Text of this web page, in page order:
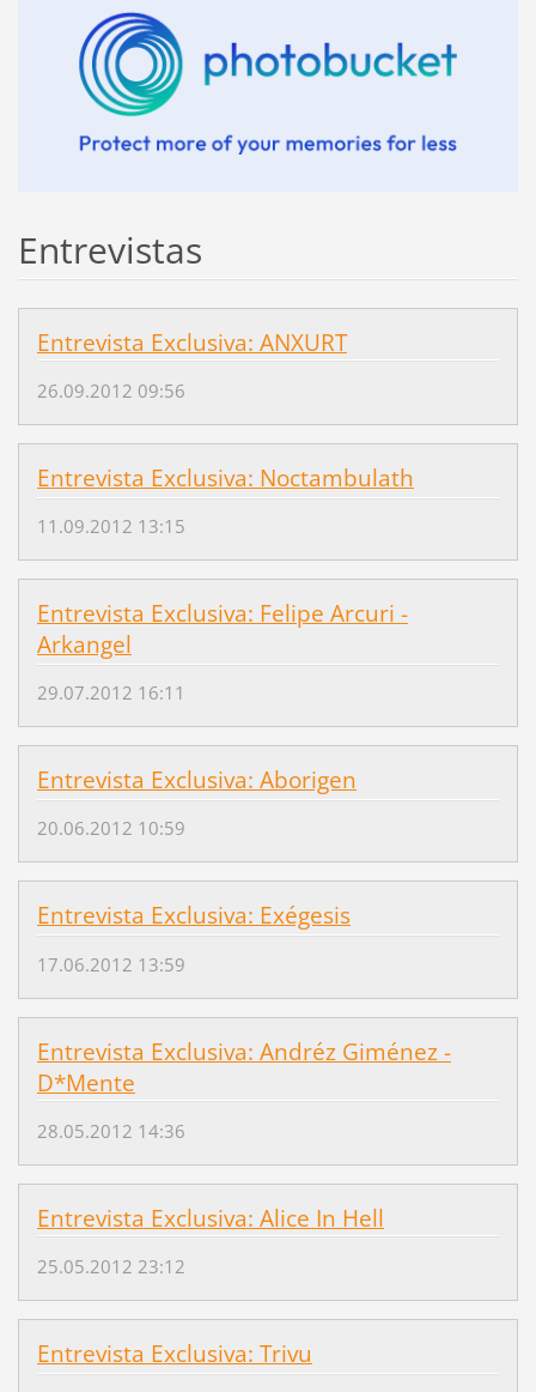
Entrevistas
Entrevista Exclusiva: ANXURT
26.09.2012 09:56
Entrevista Exclusiva: Noctambulath
11.09.2012 13:15
Entrevista Exclusiva: Felipe Arcuri -
Arkangel
29.07.2012 16:11
Entrevista Exclusiva: Aborigen
20.06.2012 10:59
Entrevista Exclusiva: Exégesis
17.06.2012 13:59
Entrevista Exclusiva: Andréz Giménez -
D*Mente
28.05.2012 14:36
Entrevista Exclusiva: Alice In Hell
25.05.2012 23:12
Entrevista Exclusiva: Trivu